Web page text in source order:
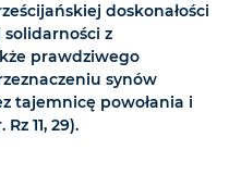
doskonałości
z
prawdziwego
synów
tajemnicę powołania i
11, 29).